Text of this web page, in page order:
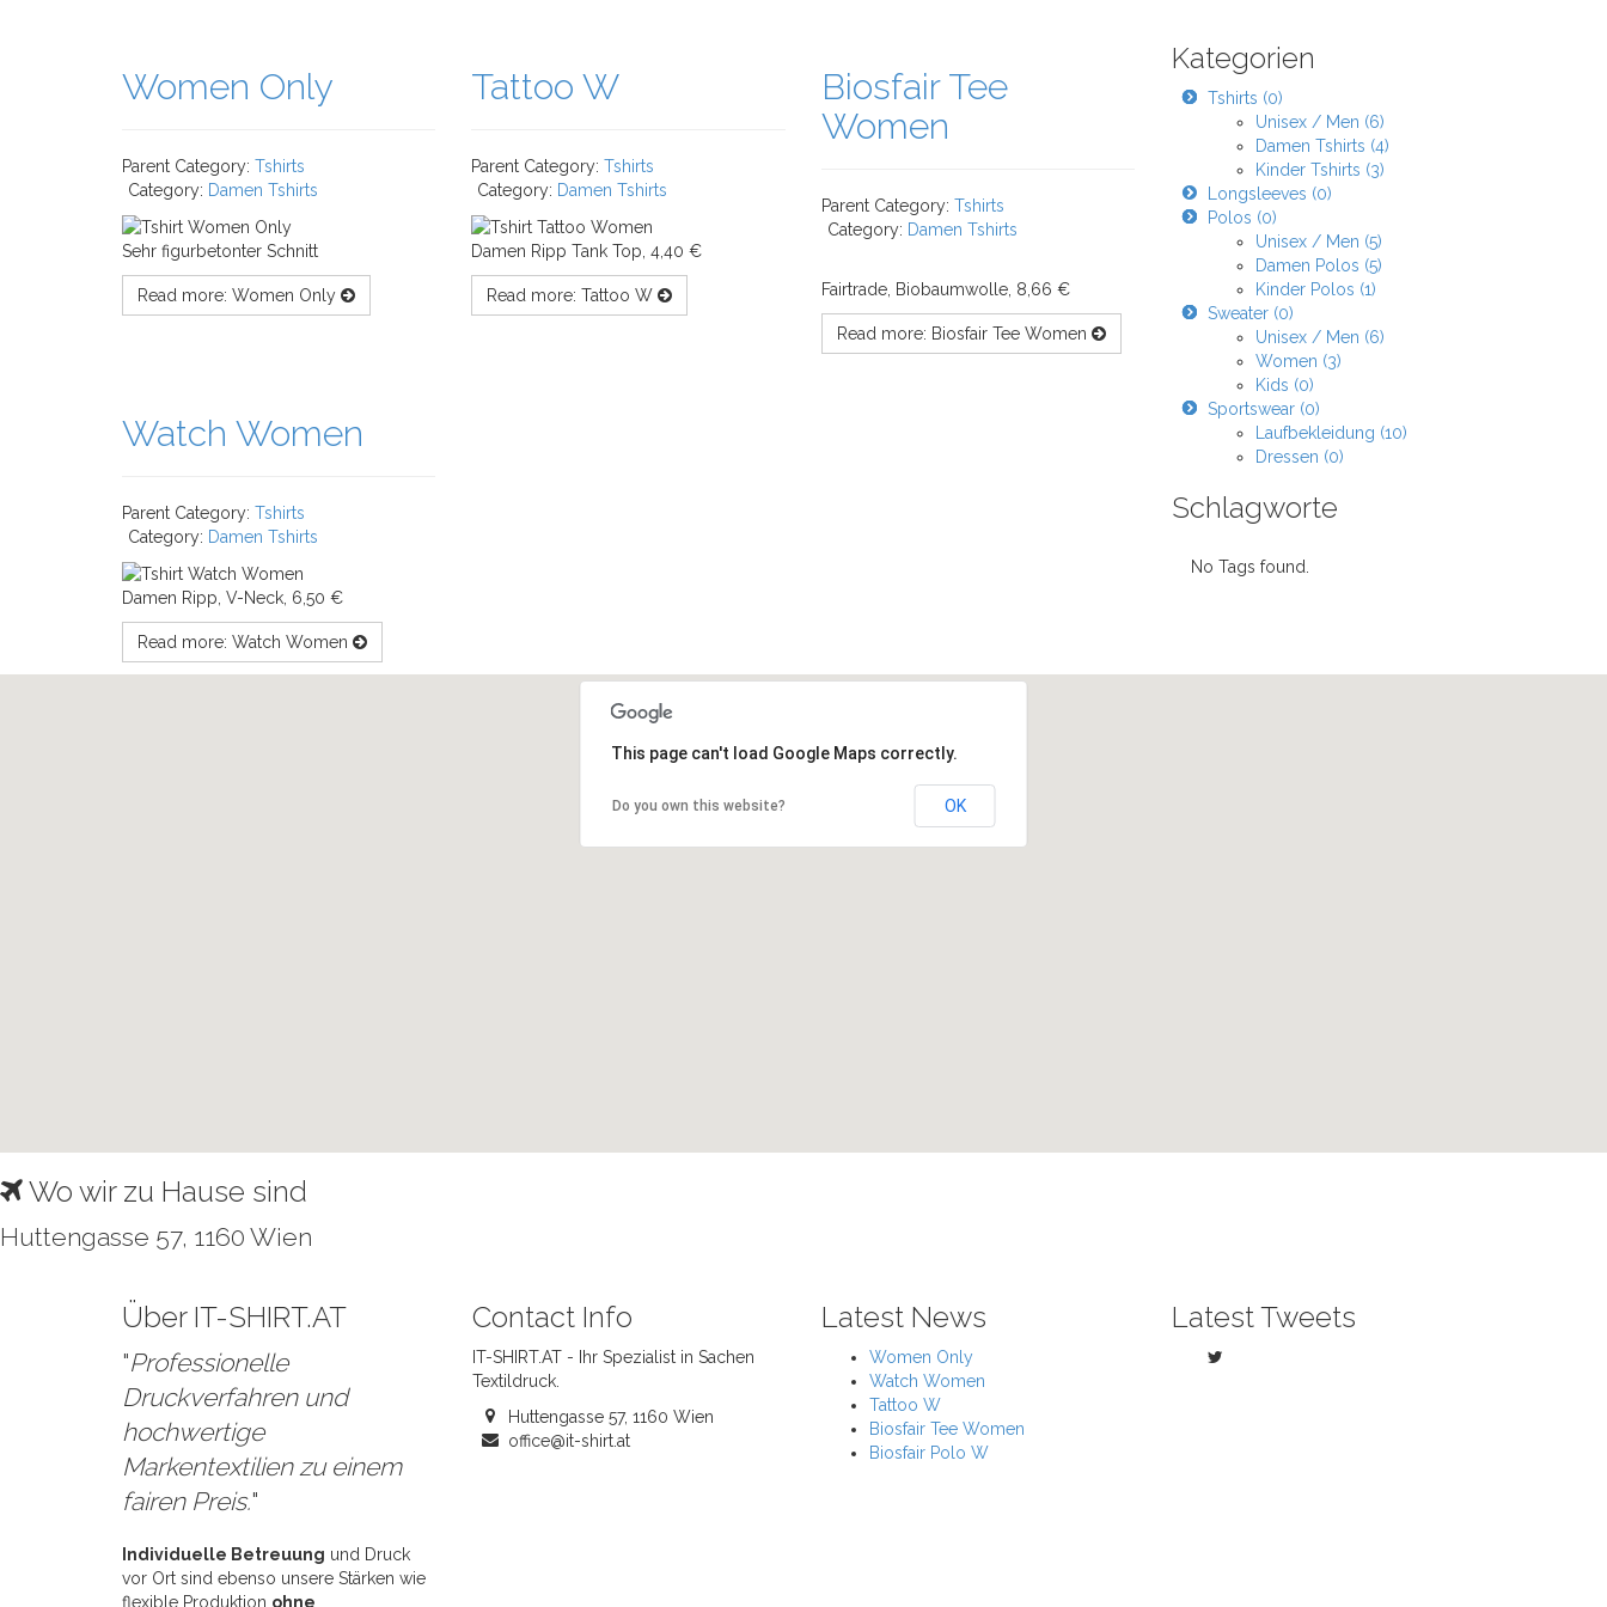
Women Only
Parent Category: Tshirts
Category: Damen Tshirts
Sehr figurbetonter Schnitt
Read more: Women Only
Tattoo W
Parent Category:Tshirts
Category: Damen Tshirts
Damen Ripp Tank Top, 4,40 €
Read more: Tattoo W
Biosfair Tee
Women
Parent Category: Tshirts
Category: Damen Tshirts
Fairtrade, Biobaumwolle, 8,66 €
Read more: Biosfair Tee Women
Watch Women
Parent Category: Tshirts
Category: Damen Tshirts
Damen Ripp, V-Neck, 6,50 €
Read more: Watch Women
Kategorien
Tshirts (0)
Unisex / Men (6)
Damen Tshirts (4)
Kinder Tshirts (3)
Longsleeves (0)
Polos (0)
Unisex / Men (5)
Damen Polos (5)
Kinder Polos (1)
Sweater (0)
Unisex / Men (6)
Women (3)
Kids (0)
Sportswear (0)
Laufbekleidung (10)
Dressen (0)
Schlagworte
No Tags found.
This page can't load Google Maps correctly.
Do you own this website? OK
Wo wir zu Hause sind
Huttengasse 57, 1160 Wien
Über IT-SHIRT.AT
"Professionelle
Druckverfahren und
hochwertige
Markentextilien zu einem
fairen Preis."
Individuelle Betreuung und Druck
vor Ort sind ebenso unsere Stärken wie
flexible Produktion ohne
Contact Info
IT-SHIRT.AT - Ihr Spezialist in Sachen
Textildruck.
Huttengasse 57, 1160 Wien
office@it-shirt.at
Latest News
Women Only
Watch Women
Tattoo W
Biosfair Tee Women
Biosfair Polo W
Latest Tweets